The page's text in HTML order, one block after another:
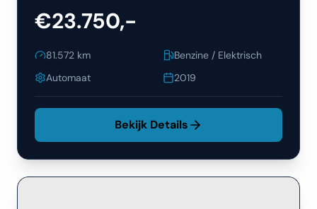
€23.750,-
81.572 km
Benzine / Elektrisch
Automaat
2019
Bekijk Details